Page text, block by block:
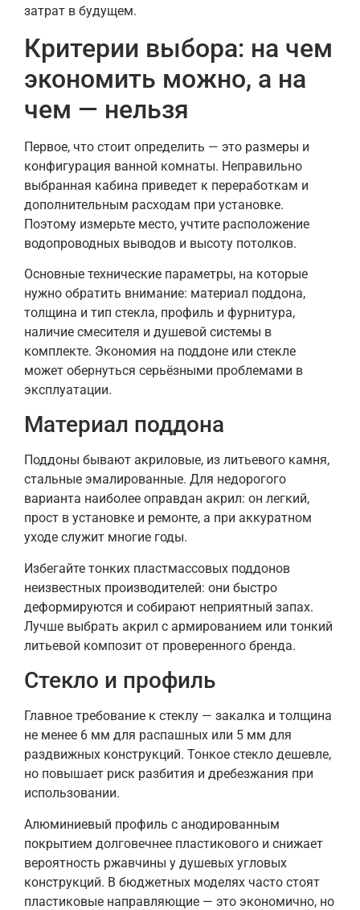
затрат в будущем.
Критерии выбора: на чем
экономить можно, а на
чем — нельзя
Первое, что стоит определить — это размеры и
конфигурация ванной комнаты. Неправильно
выбранная кабина приведет к переработкам и
дополнительным расходам при установке.
Поэтому измерьте место, учтите расположение
водопроводных выводов и высоту потолков.
Основные технические параметры, на которые
нужно обратить внимание: материал поддона,
толщина и тип стекла, профиль и фурнитура,
наличие смесителя и душевой системы в
комплекте. Экономия на поддоне или стекле
может обернуться серьёзными проблемами в
эксплуатации.
Материал поддона
Поддоны бывают акриловые, из литьевого камня,
стальные эмалированные. Для недорогого
варианта наиболее оправдан акрил: он легкий,
прост в установке и ремонте, а при аккуратном
уходе служит многие годы.
Избегайте тонких пластмассовых поддонов
неизвестных производителей: они быстро
деформируются и собирают неприятный запах.
Лучше выбрать акрил с армированием или тонкий
литьевой композит от проверенного бренда.
Стекло и профиль
Главное требование к стеклу — закалка и толщина
не менее 6 мм для распашных или 5 мм для
раздвижных конструкций. Тонкое стекло дешевле,
но повышает риск разбития и дребезжания при
использовании.
Алюминиевый профиль с анодированным
покрытием долговечнее пластикового и снижает
вероятность ржавчины у душевых угловых
конструкций. В бюджетных моделях часто стоят
пластиковые направляющие — это экономично, но